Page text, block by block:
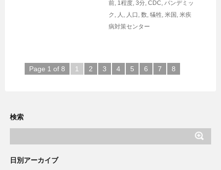
前, 1程度, 3分, CDC, パンデミッ
ク , 人 , 人口 , 数, 犠牲, 米国 , 米疾
病対策センター
Page 1 of 8 1 2 3 4 5 6 7 8
検索
日別アーカイブ